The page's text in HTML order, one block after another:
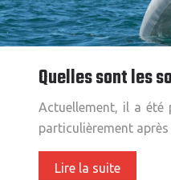
Quelles sont les
Actuellement, il a
particulièrement après
Lire la suite